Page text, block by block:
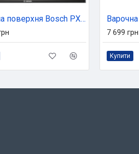
Варочна поверхня Bosch PXX675DV1E
7 699 грн
Купити